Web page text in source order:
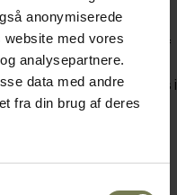
anonymiserede
med vores
analysepartnere.
data med andre
fra din brug af deres
tæt på Danmark.
til fiskeri, så derfor
fangstmetoder. 76,5% af
de ’lidt bedre’
– det tal skal reduceres i